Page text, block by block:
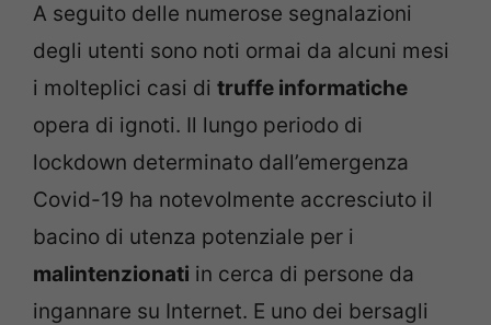
A seguito delle numerose segnalazioni
degli utenti sono noti ormai da alcuni mesi
i molteplici casi di truffe informatiche
opera di ignoti. Il lungo periodo di
lockdown determinato dall’emergenza
Covid-19 ha notevolmente accresciuto il
bacino di utenza potenziale per i
malintenzionati in cerca di persone da
ingannare su Internet. E uno dei bersagli